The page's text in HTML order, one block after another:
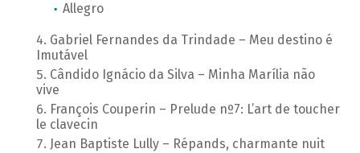
Allegro
Gabriel Fernandes da Trindade – Meu destino é
Imutável
Cândido Ignácio da Silva – Minha Marília não
vive
François Couperin – Prelude nº7: L’art de toucher
le clavecin
Jean Baptiste Lully – Répands, charmante nuit